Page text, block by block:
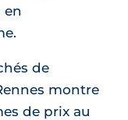
en
de
montre
de prix au